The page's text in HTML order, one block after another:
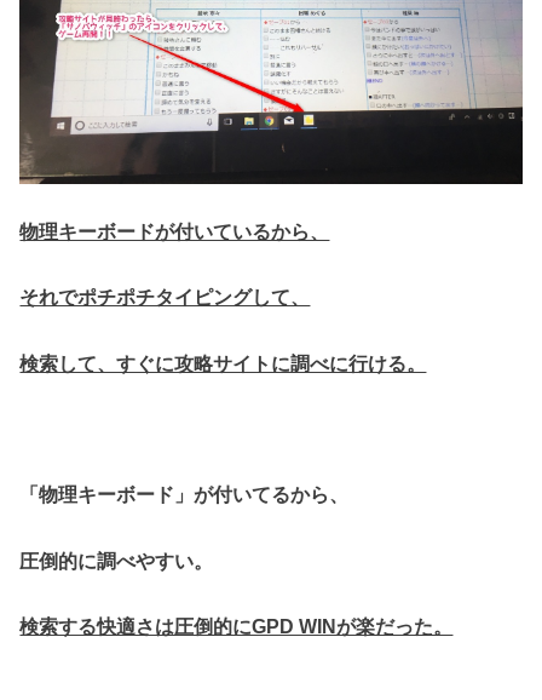
物理キーボードが付いているから、
それでポチポチタイピングして、
検索して、すぐに攻略サイトに調べに行ける。
「物理キーボード」が付いてるから、
圧倒的に調べやすい。
検索する快適さは圧倒的にGPD WINが楽だった。